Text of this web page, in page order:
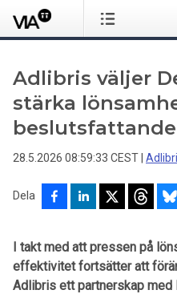
Adlibris väljer
stärka
28.5.2026 08:59:33 CEST
Dela
I takt med att pressen på
effektivitet fortsätter att
Adlibris ett partnerskap med